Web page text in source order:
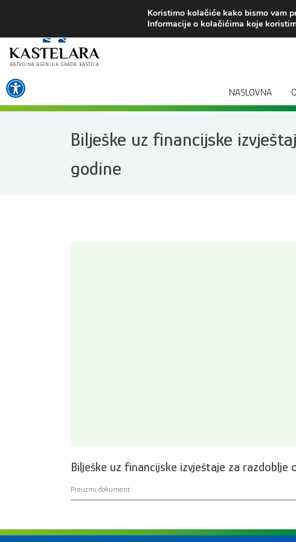
Open toolbar
sadržaj
NASLOVNA
Bilješke uz financijske
godine
Bilješke uz financijske izvještaje za razdoblje
Preuzmi dokument
Koristimo kolačiće kako bismo vam
Informacije o kolačićima koje